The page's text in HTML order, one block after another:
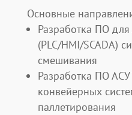
Основные
Разработка ПО
(PLC/HMI/SCADA)
смешивания
Разработка ПО
конвейерных
паллетирования